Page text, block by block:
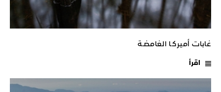
غابات أميركـا الغامضـة
اقرأ